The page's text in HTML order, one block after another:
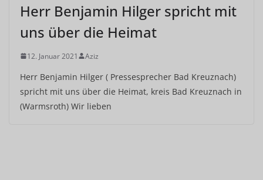
Herr Benjamin Hilger spricht mit
uns über die Heimat
12. Januar 2021 Aziz
Herr Benjamin Hilger ( Pressesprecher Bad Kreuznach)
spricht mit uns über die Heimat, kreis Bad Kreuznach in
(Warmsroth) Wir lieben